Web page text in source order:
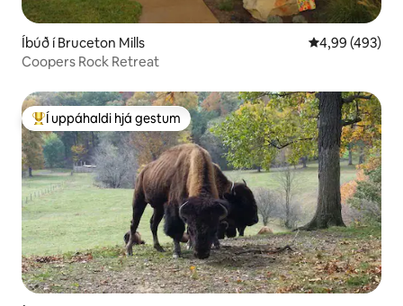
Íbúð í Bruceton Mills 4,99 af 5 í
4,99 (493)
Coopers Rock Retreat
Í mestu uppáhaldi hjá gestum
Í uppáhaldi hjá gestum